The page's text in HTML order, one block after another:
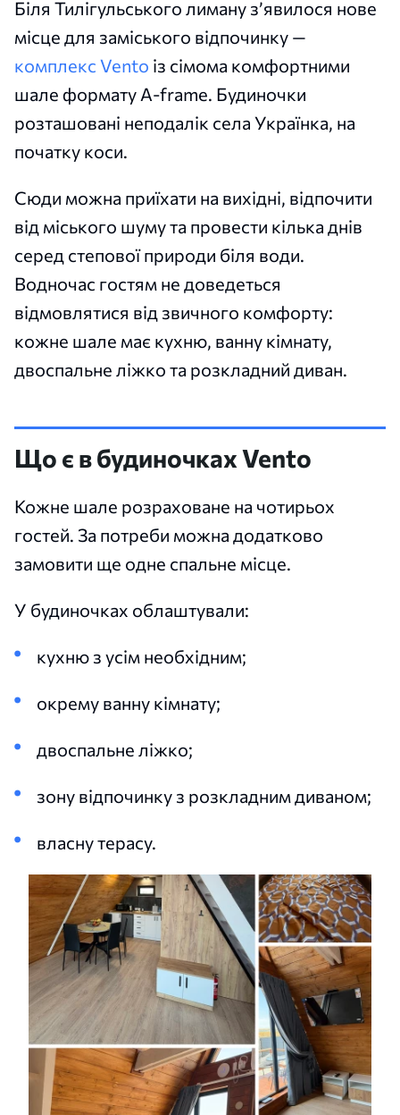
Біля Тилігульського лиману з’явилося нове
місце для заміського відпочинку —
комплекс Vento із сімома комфортними
шале формату A-frame. Будиночки
розташовані неподалік села Українка, на
початку коси.
Сюди можна приїхати на вихідні, відпочити
від міського шуму та провести кілька днів
серед степової природи біля води.
Водночас гостям не доведеться
відмовлятися від звичного комфорту:
кожне шале має кухню, ванну кімнату,
двоспальне ліжко та розкладний диван.
Що є в будиночках Vento
Кожне шале розраховане на чотирьох
гостей. За потреби можна додатково
замовити ще одне спальне місце.
У будиночках облаштували:
кухню з усім необхідним;
окрему ванну кімнату;
двоспальне ліжко;
зону відпочинку з розкладним диваном;
власну терасу.